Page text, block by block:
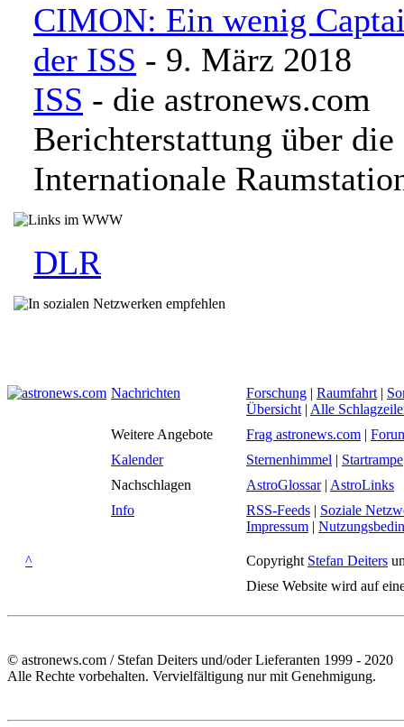
CIMON: Ein wenig
der ISS - 9. März 2018
ISS - die astronews.com
Berichterstattung über die
Internationale
DLR
Nachrichten Forschung | Raumfahrt |
Übersicht | Alle
Weitere Angebote
Frag astronews.com |
Kalender
Sternenhimmel | Startrampe
Nachschlagen
AstroGlossar| AstroLinks
Info
RSS-Feeds | Soziale
Impressum |
^ Copyright Stefan Deiters
Diese Website wird auf
© astronews.com / Stefan Deiters und/oder Lieferanten 1999 - 2020
Alle Rechte vorbehalten. Vervielfältigung nur mit Genehmigung.